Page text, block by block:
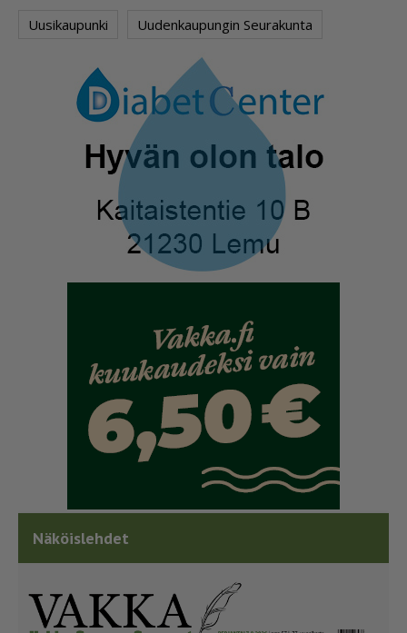
Uusikaupunki Uudenkaupungin Seurakunta
Näköislehdet